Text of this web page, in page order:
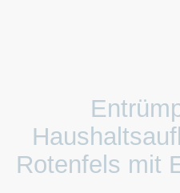
Rotenfels mit